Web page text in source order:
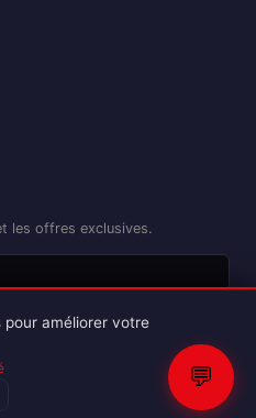
les offres exclusives.
sans autorisation.
💬
pour améliorer votre